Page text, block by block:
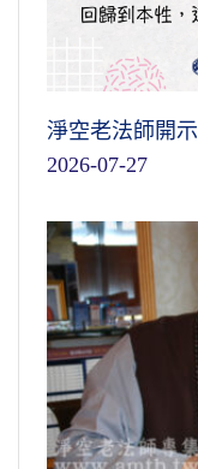
淨空老法師開示
2026-07-27